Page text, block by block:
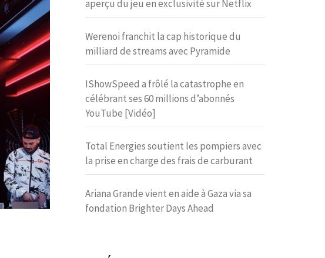
aperçu du jeu en exclusivité sur Netflix
Werenoi franchit la cap historique du
milliard de streams avec Pyramide
IShowSpeed a frôlé la catastrophe en
célébrant ses 60 millions d’abonnés
YouTube [Vidéo]
Total Energies soutient les pompiers avec
la prise en charge des frais de carburant
Ariana Grande vient en aide à Gaza via sa
fondation Brighter Days Ahead